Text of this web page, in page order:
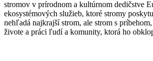
stromov v prírodnom a kultúrnom dedičstve
ekosystémových služieb, ktoré stromy
nehľadá najkrajší strom, ale strom s
živote a práci ľudí a komunity, ktorá ho